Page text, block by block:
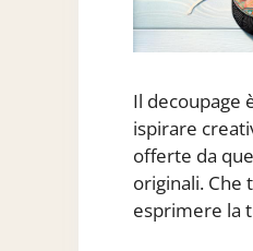
Il decoupage
ispirare
offerte da
originali. Che
esprimere la